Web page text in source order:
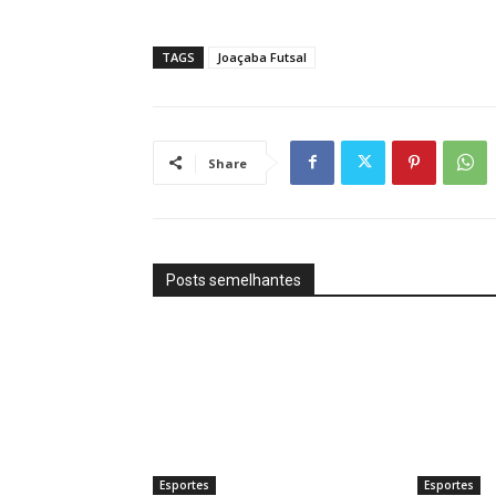
TAGS Joaçaba Futsal
Share
Posts semelhantes
Esportes Esportes